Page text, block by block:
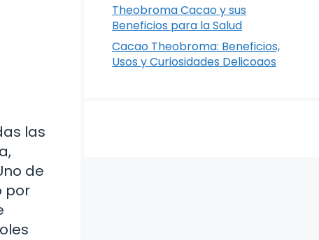
las
de
por
Theobroma Cacao y sus
Beneficios para la Salud
Cacao Theobroma: Beneficios,
Usos y Curiosidades Delicoaos